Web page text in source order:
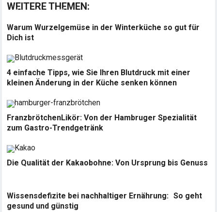
WEITERE THEMEN:
Warum Wurzelgemüse in der Winterküche so gut für
Dich ist
4 einfache Tipps, wie Sie Ihren Blutdruck mit einer
kleinen Änderung in der Küche senken können
FranzbrötchenLikör: Von der Hambruger Spezialität
zum Gastro-Trendgetränk
Die Qualität der Kakaobohne: Von Ursprung bis Genuss
Wissensdefizite bei nachhaltiger Ernährung: So geht
gesund und günstig